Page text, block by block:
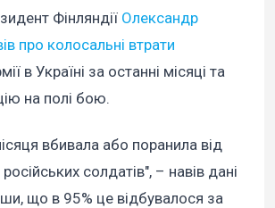
Фінляндії Олександр
про колосальні втрати
в Україні за останні місяці та
на полі бою.
вбивала або поранила від
солдатів", – навів дані
що в 95% це відбувалося за